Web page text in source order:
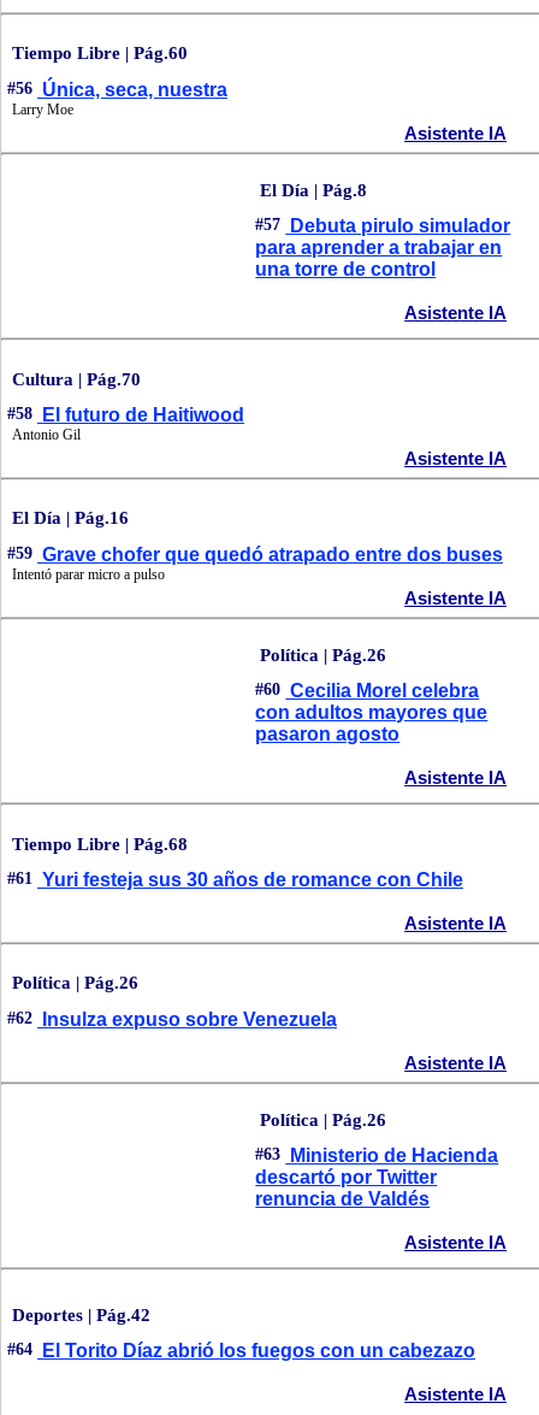
Tiempo Libre | Pág.60
#56 Única, seca, nuestra
Larry Moe
Asistente IA
El Día | Pág.8
#57
Debuta pirulo simulador
para aprender a trabajar en
una torre de control
Asistente IA
Cultura | Pág.70
#58 El futuro de Haitiwood
Antonio Gil
Asistente IA
El Día | Pág.16
#59 Grave chofer que quedó atrapado entre dos buses
Intentó parar micro a pulso
Asistente IA
Política | Pág.26
#60 Cecilia Morel celebra
con adultos mayores que
pasaron agosto
Asistente IA
Tiempo Libre | Pág.68
#61 Yuri festeja sus 30 años de romance con Chile
Asistente IA
Política | Pág.26
#62 Insulza expuso sobre Venezuela
Asistente IA
Política | Pág.26
#63
Ministerio de Hacienda
descartó por Twitter
renuncia de Valdés
Asistente IA
Deportes | Pág.42
#64 El Torito Díaz abrió los fuegos con un cabezazo
Asistente IA